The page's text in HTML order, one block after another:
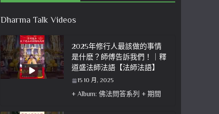
Dharma Talk Videos
2025年修行人最該做的事情
是什麽？師傅告訴我們！｜釋
道盛法師法語【法師法語】
15 10 月, 2025
+ Album: 佛法問答系列 + 期間